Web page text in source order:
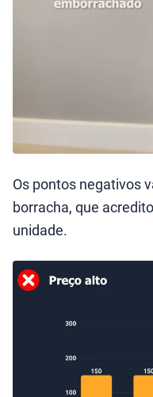
Os pontos negativos
borracha, que
unidade.